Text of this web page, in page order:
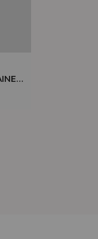
VIENNE – CHÂTEAU XIXE MEUBLÉ – DOMAINE DE 75 HECTARES